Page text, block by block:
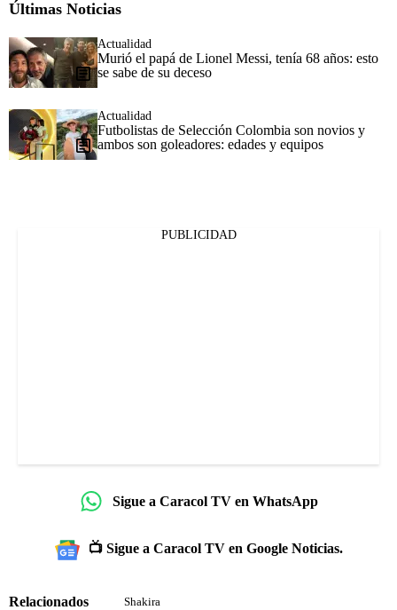
Últimas Noticias
Actualidad
Murió el papá de Lionel Messi, tenía 68 años: esto
se sabe de su deceso
Actualidad
Futbolistas de Selección Colombia son novios y
ambos son goleadores: edades y equipos
PUBLICIDAD
Sigue a Caracol TV en WhatsApp
📺 Sigue a Caracol TV en Google Noticias.
Relacionados Shakira